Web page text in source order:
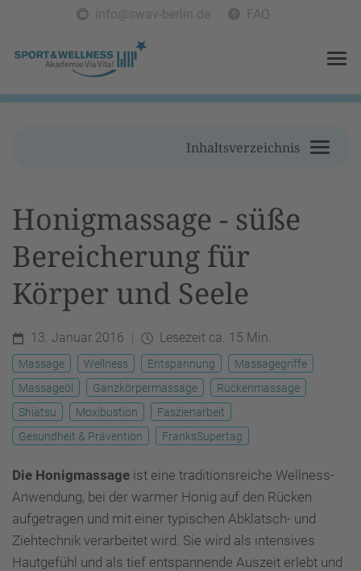
info@swav-berlin.de FAQ
Inhaltsverzeichnis
Honigmassage - süße
Bereicherung für
Körper und Seele
13. Januar 2016 Lesezeit ca. 15 Min.
Massage Wellness Entspannung
Massagegriffe
Massageöl
Ganzkörpermassage
Rückenmassage
Shiatsu
Moxibustion
Faszienarbeit
Gesundheit & Prävention
FranksSupertag
Die Honigmassage ist eine traditionsreiche Wellness-
Anwendung, bei der warmer Honig auf den Rücken
aufgetragen und mit einer typischen Abklatsch- und
Ziehtechnik verarbeitet wird. Sie wird als intensives
Hautgefühl und als tief entspannende Auszeit erlebt und